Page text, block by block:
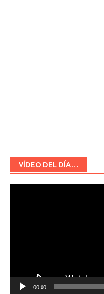
VÍDEO DEL DÍA…
00:00